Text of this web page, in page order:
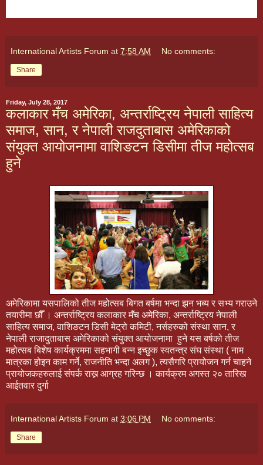
International Artists Forum at 7:58 AM No comments:
Share
Friday, July 28, 2017
कलाकार मँच अमेरिका, अन्तर्राष्ट्रिय नेपाली साहित्य
समाज, सान, र नेपाली राजदुताबास अमेरिकाको
संयुक्त आयोजनामा वाशिङटन डिसीमा तीज महोत्सब
हुने
अमेरिकामा यसपालिको तीज महोत्सब बिगत बर्षमा भन्दा झन भब्य र सभ्य गराउने
तयारीमा छौँ । अन्तर्राष्ट्रिय कलाकार मँच अमेरिका, अन्तर्राष्ट्रिय नेपाली
साहित्य समाज, वाशिङटन डिसी मेट्रो कमिटी, नर्सहरुको संस्था सान, र
नेपाली राजादुताबास अमेरिकाको संयुक्त आयोजनामा हुने यस बर्षको तीज
महोत्सब बिशेष कार्यक्रममा सहभागी बन्न इच्छुक स्वतन्त्र संघ संस्था ( नाम
मात्रका होइन काम गर्ने, राजनीति भन्दा अलग ), त्यसैगरि प्रायोजन गर्न चाहने
प्रायोजकहरुलाई संपर्क राख्न आग्रह गरिन्छ । कार्यक्रम अगस्त २० तारिख
आईतवार दुर्गा
International Artists Forum at 3:06 PM No comments:
Share